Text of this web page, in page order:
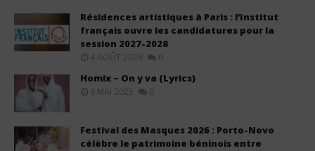
Résidences artistiques à Paris : l’Institut
français ouvre les candidatures pour la
session 2027-2028
4 AOÛT 2026 0
Homix – On y va (Lyrics)
9 MAI 2025 0
Festival des Masques 2026 : Porto-Novo
célèbre le patrimoine béninois entre